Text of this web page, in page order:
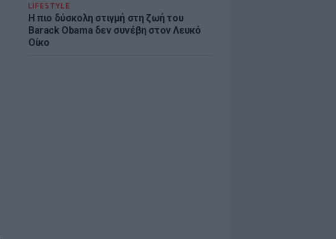
LIFESTYLE
Η πιο δύσκολη στιγμή στη ζωή του
Barack Obama δεν συνέβη στον Λευκό
Οίκο